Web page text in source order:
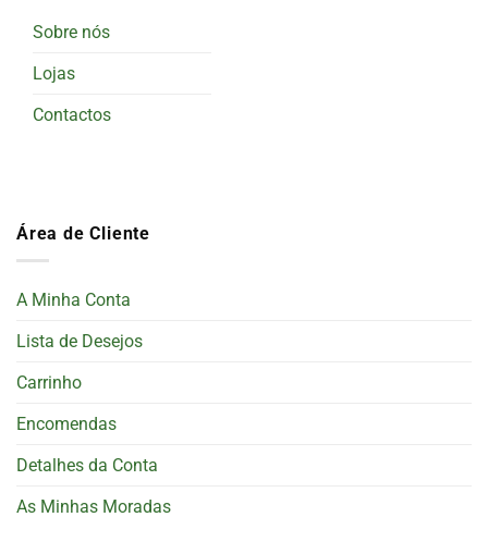
Sobre nós
Lojas
Contactos
Área de Cliente
A Minha Conta
Lista de Desejos
Carrinho
Encomendas
Detalhes da Conta
As Minhas Moradas